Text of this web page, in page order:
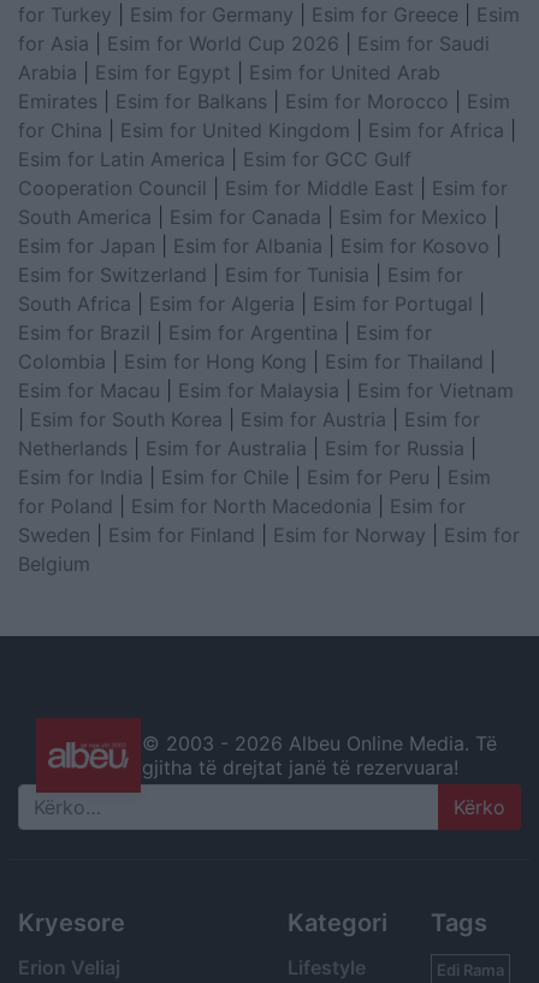
for Turkey
Esim for Germany Esim for Greece
Esim
for Asia
Esim for World Cup 2026
Esim for Saudi
Arabia
Esim for Egypt
Esim for United Arab
Emirates
Esim for Balkans Esim for Morocco
Esim
for China
Esim for United Kingdom Esim for Africa
Esim for Latin America
Esim for GCC Gulf
Cooperation Council
Esim for Middle East
Esim for
South America
Esim for Canada Esim for Mexico
Esim for Japan
Esim for Albania Esim for Kosovo
Esim for Switzerland
Esim for Tunisia
Esim for
South Africa
Esim for Algeria Esim for Portugal
Esim for Brazil
Esim for Argentina
Esim for
Colombia
Esim for Hong Kong Esim for Thailand
Esim for Macau
Esim for Malaysia
Esim for Vietnam
Esim for South Korea Esim for Austria
Esim for
Netherlands
Esim for Australia Esim for Russia
Esim for India
Esim for Chile Esim for Peru
Esim
for Poland
Esim for North Macedonia
Esim for
Sweden
Esim for Finland Esim for Norway
Esim for
Belgium
© 2003 - 2026 Albeu Online Media. Të
gjitha të drejtat janë të rezervuara!
Search
Kryesore
Erion Veliaj
Kategori
Lifestyle
Tags
Edi Rama